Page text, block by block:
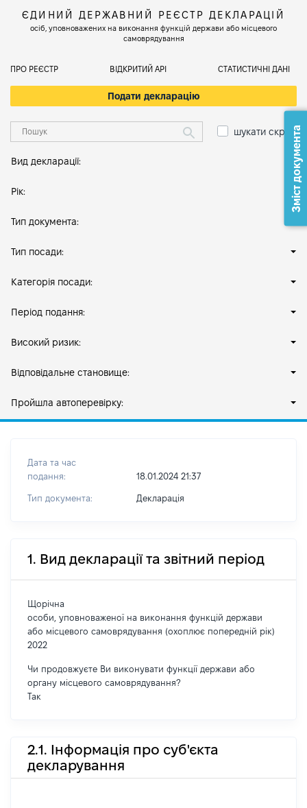
ЄДИНИЙ ДЕРЖАВНИЙ РЕЄСТР ДЕКЛАРАЦІЙ
осіб, уповноважених на виконання функцій держави або місцевого
самоврядування
ПРО РЕЄСТР ВІДКРИТИЙ АРІ СТАТИСТИЧНІ ДАНІ
Подати декларацію
шукати скрізь
Вид декларації:
Рік:
Тип документа:
Тип посади:
Категорія посади:
Період подання:
Високий ризик:
Відповідальне становище:
Пройшла автоперевірку:
Дата та час
подання:
18.01.2024 21:37
Тип документа: Декларація
1. Вид декларації та звітний період
Щорічна
особи, уповноваженої на виконання функцій держави
або місцевого самоврядування (охоплює попередній рік)
2022
Чи продовжуєте Ви виконувати функції держави або
органу місцевого самоврядування?
Так
2.1. Інформація про суб'єкта
декларування
Зміст документа